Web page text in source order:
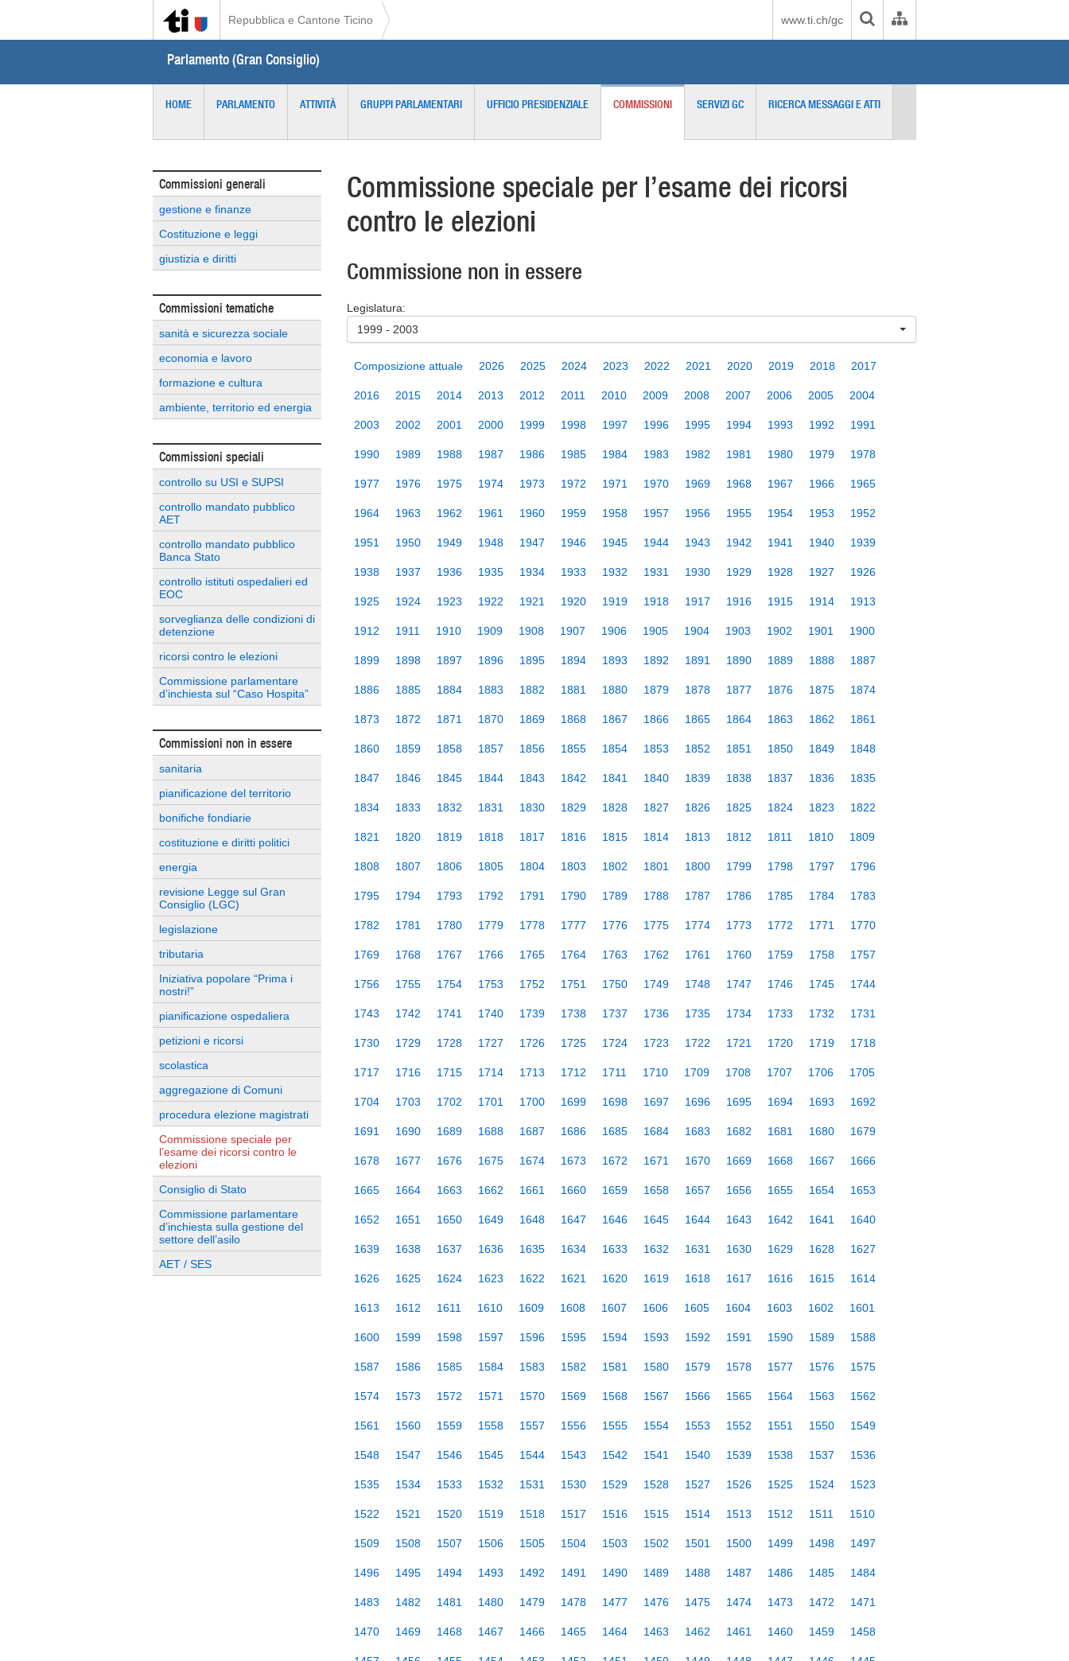
Repubblica e Cantone Ticino www.ti.ch/gc
Parlamento (Gran Consiglio)
HOME PARLAMENTO ATTIVITÀ GRUPPI PARLAMENTARI UFFICIO PRESIDENZIALE COMMISSIONI SERVIZI GC RICERCA MESSAGGI E ATTI
Commissioni generali
gestione e finanze
Costituzione e leggi
giustizia e diritti
Commissioni tematiche
sanità e sicurezza sociale
economia e lavoro
formazione e cultura
ambiente, territorio ed energia
Commissioni speciali
controllo su USI e SUPSI
controllo mandato pubblico
AET
controllo mandato pubblico
Banca Stato
controllo istituti ospedalieri ed
EOC
sorveglianza delle condizioni di
detenzione
ricorsi contro le elezioni
Commissione parlamentare
d’inchiesta sul “Caso Hospita”
Commissioni non in essere
sanitaria
pianificazione del territorio
bonifiche fondiarie
costituzione e diritti politici
energia
revisione Legge sul Gran
Consiglio (LGC)
legislazione
tributaria
Iniziativa popolare “Prima i
nostri!”
pianificazione ospedaliera
petizioni e ricorsi
scolastica
aggregazione di Comuni
procedura elezione magistrati
Commissione speciale per
l’esame dei ricorsi contro le
elezioni
Consiglio di Stato
Commissione parlamentare
d’inchiesta sulla gestione del
settore dell’asilo
AET / SES
Commissione speciale per l’esame dei ricorsi
contro le elezioni
Commissione non in essere
Legislatura:
1999 - 2003
Composizione attuale 2026 2025 2024 2023 2022 2021 2020 2019 2018 2017
2016 2015 2014 2013 2012 2011 2010 2009 2008 2007 2006 2005 2004
2003 2002 2001 2000 1999 1998 1997 1996 1995 1994 1993 1992 1991
1990 1989 1988 1987 1986 1985 1984 1983 1982 1981 1980 1979 1978
1977 1976 1975 1974 1973 1972 1971 1970 1969 1968 1967 1966 1965
1964 1963 1962 1961 1960 1959 1958 1957 1956 1955 1954 1953 1952
1951 1950 1949 1948 1947 1946 1945 1944 1943 1942 1941 1940 1939
1938 1937 1936 1935 1934 1933 1932 1931 1930 1929 1928 1927 1926
1925 1924 1923 1922 1921 1920 1919 1918 1917 1916 1915 1914 1913
1912 1911 1910 1909 1908 1907 1906 1905 1904 1903 1902 1901 1900
1899 1898 1897 1896 1895 1894 1893 1892 1891 1890 1889 1888 1887
1886 1885 1884 1883 1882 1881 1880 1879 1878 1877 1876 1875 1874
1873 1872 1871 1870 1869 1868 1867 1866 1865 1864 1863 1862 1861
1860 1859 1858 1857 1856 1855 1854 1853 1852 1851 1850 1849 1848
1847 1846 1845 1844 1843 1842 1841 1840 1839 1838 1837 1836 1835
1834 1833 1832 1831 1830 1829 1828 1827 1826 1825 1824 1823 1822
1821 1820 1819 1818 1817 1816 1815 1814 1813 1812 1811 1810 1809
1808 1807 1806 1805 1804 1803 1802 1801 1800 1799 1798 1797 1796
1795 1794 1793 1792 1791 1790 1789 1788 1787 1786 1785 1784 1783
1782 1781 1780 1779 1778 1777 1776 1775 1774 1773 1772 1771 1770
1769 1768 1767 1766 1765 1764 1763 1762 1761 1760 1759 1758 1757
1756 1755 1754 1753 1752 1751 1750 1749 1748 1747 1746 1745 1744
1743 1742 1741 1740 1739 1738 1737 1736 1735 1734 1733 1732 1731
1730 1729 1728 1727 1726 1725 1724 1723 1722 1721 1720 1719 1718
1717 1716 1715 1714 1713 1712 1711 1710 1709 1708 1707 1706 1705
1704 1703 1702 1701 1700 1699 1698 1697 1696 1695 1694 1693 1692
1691 1690 1689 1688 1687 1686 1685 1684 1683 1682 1681 1680 1679
1678 1677 1676 1675 1674 1673 1672 1671 1670 1669 1668 1667 1666
1665 1664 1663 1662 1661 1660 1659 1658 1657 1656 1655 1654 1653
1652 1651 1650 1649 1648 1647 1646 1645 1644 1643 1642 1641 1640
1639 1638 1637 1636 1635 1634 1633 1632 1631 1630 1629 1628 1627
1626 1625 1624 1623 1622 1621 1620 1619 1618 1617 1616 1615 1614
1613 1612 1611 1610 1609 1608 1607 1606 1605 1604 1603 1602 1601
1600 1599 1598 1597 1596 1595 1594 1593 1592 1591 1590 1589 1588
1587 1586 1585 1584 1583 1582 1581 1580 1579 1578 1577 1576 1575
1574 1573 1572 1571 1570 1569 1568 1567 1566 1565 1564 1563 1562
1561 1560 1559 1558 1557 1556 1555 1554 1553 1552 1551 1550 1549
1548 1547 1546 1545 1544 1543 1542 1541 1540 1539 1538 1537 1536
1535 1534 1533 1532 1531 1530 1529 1528 1527 1526 1525 1524 1523
1522 1521 1520 1519 1518 1517 1516 1515 1514 1513 1512 1511 1510
1509 1508 1507 1506 1505 1504 1503 1502 1501 1500 1499 1498 1497
1496 1495 1494 1493 1492 1491 1490 1489 1488 1487 1486 1485 1484
1483 1482 1481 1480 1479 1478 1477 1476 1475 1474 1473 1472 1471
1470 1469 1468 1467 1466 1465 1464 1463 1462 1461 1460 1459 1458